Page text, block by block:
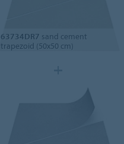
63734DR7 sand cement
trapezoid (50x50 cm)